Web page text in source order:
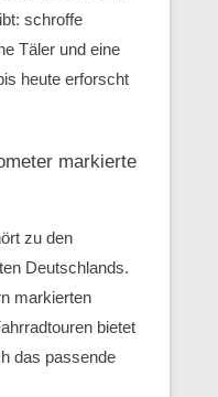
schroffe
Täler und eine
heute erforscht
markierte
zu den
Deutschlands.
markierten
bietet
das passende